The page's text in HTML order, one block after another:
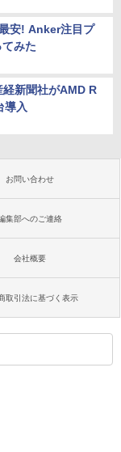
安! Anker注目プ
みた
新聞社がAMD R
導入
お問い合わせ
集部へのご連絡
会社概要
取引法に基づく表示